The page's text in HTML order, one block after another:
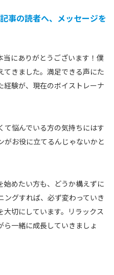
事の読者へ、メッセージを
当にありがとうございます！僕
てきました。満足できる声にた
経験が、現在のボイストレーナ
て悩んでいる方の気持ちにはす
がお役に立てるんじゃないかと
始めたい方も、どうか構えずに
グすれば、必ず変わっていき
大切にしています。リラックス
ら一緒に成長していきましょ